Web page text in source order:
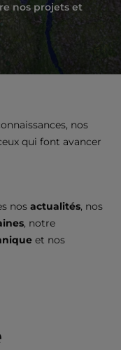
nos projets et
nos
qui font avancer
nos actualités, nos
, notre
et nos